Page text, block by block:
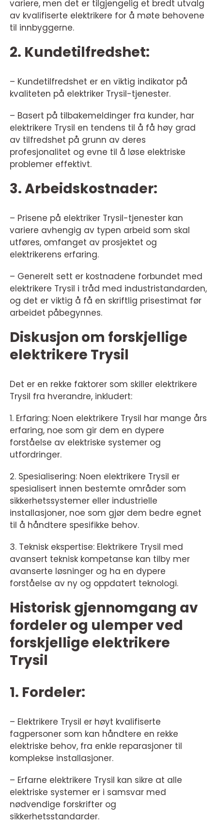
variere, men det er tilgjengelig et bredt utvalg
av kvalifiserte elektrikere for å møte behovene
til innbyggerne.
2. Kundetilfredshet:
– Kundetilfredshet er en viktig indikator på
kvaliteten på elektriker Trysil-tjenester.
– Basert på tilbakemeldinger fra kunder, har
elektrikere Trysil en tendens til å få høy grad
av tilfredshet på grunn av deres
profesjonalitet og evne til å løse elektriske
problemer effektivt.
3. Arbeidskostnader:
– Prisene på elektriker Trysil-tjenester kan
variere avhengig av typen arbeid som skal
utføres, omfanget av prosjektet og
elektrikerens erfaring.
– Generelt sett er kostnadene forbundet med
elektrikere Trysil i tråd med industristandarden,
og det er viktig å få en skriftlig prisestimat før
arbeidet påbegynnes.
Diskusjon om forskjellige
elektrikere Trysil
Det er en rekke faktorer som skiller elektrikere
Trysil fra hverandre, inkludert:
1. Erfaring: Noen elektrikere Trysil har mange års
erfaring, noe som gir dem en dypere
forståelse av elektriske systemer og
utfordringer.
2. Spesialisering: Noen elektrikere Trysil er
spesialisert innen bestemte områder som
sikkerhetssystemer eller industrielle
installasjoner, noe som gjør dem bedre egnet
til å håndtere spesifikke behov.
3. Teknisk ekspertise: Elektrikere Trysil med
avansert teknisk kompetanse kan tilby mer
avanserte løsninger og ha en dypere
forståelse av ny og oppdatert teknologi.
Historisk gjennomgang av
fordeler og ulemper ved
forskjellige elektrikere
Trysil
1. Fordeler:
– Elektrikere Trysil er høyt kvalifiserte
fagpersoner som kan håndtere en rekke
elektriske behov, fra enkle reparasjoner til
komplekse installasjoner.
– Erfarne elektrikere Trysil kan sikre at alle
elektriske systemer er i samsvar med
nødvendige forskrifter og
sikkerhetsstandarder.